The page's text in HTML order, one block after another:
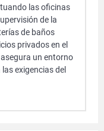
las oficinas
de la
de baños
privados en el
un entorno
exigencias del